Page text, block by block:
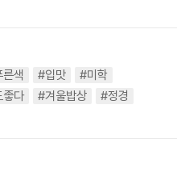
색 #입맛
#미학
좋다 #겨울밥상 #정경